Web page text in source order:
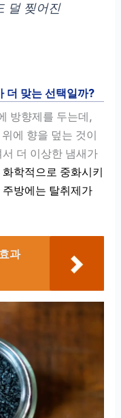
덜 찢어진
더 맞는 선택일까?
방향제를 두는데,
에 향을 덮는 것이
더 이상한 냄새가
학적으로 중화시키
방에는 탈취제가
과